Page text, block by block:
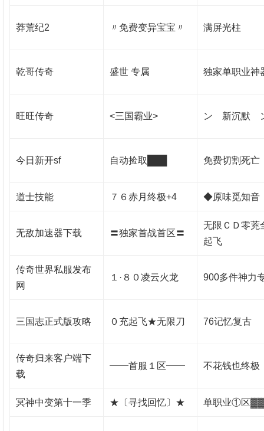
莽荒纪2 〃免费变异宝宝〃 满屏光柱
乾哥传奇 盛世 专属 独家单职业神
旺旺传奇 <三国霸业> ン 新沉默
今日新开sf 自动捡取███ 免费切割死亡
道士技能 ７６赤月终极+4 ◆原味觅知音
无敌加速器下载 〓独家首战首区〓
无限ＣＤ零茺
起飞
传奇世界私服发布
网
１·８０凌云火龙 900多件神力
三国志正式版攻略 ０充起飞★无限刀 76记忆复古
传奇归来客户端下
载
━━首服１区━━ 不花钱也终极
冥神中变第十一季 ★〔寻找回忆〕★ 单职业①区